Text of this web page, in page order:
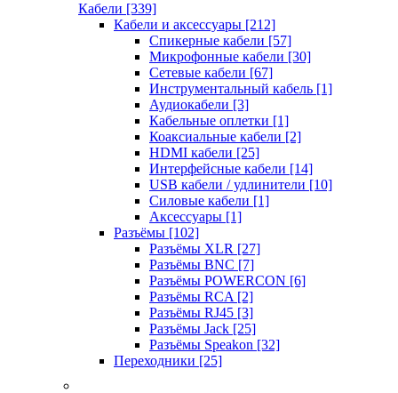
Кабели [339]
Кабели и аксессуары [212]
Спикерные кабели [57]
Микрофонные кабели [30]
Сетевые кабели [67]
Инструментальный кабель [1]
Аудиокабели [3]
Кабельные оплетки [1]
Коаксиальные кабели [2]
HDMI кабели [25]
Интерфейсные кабели [14]
USB кабели / удлинители [10]
Силовые кабели [1]
Аксессуары [1]
Разъёмы [102]
Разъёмы XLR [27]
Разъёмы BNC [7]
Разъёмы POWERCON [6]
Разъёмы RCA [2]
Разъёмы RJ45 [3]
Разъёмы Jack [25]
Разъёмы Speakon [32]
Переходники [25]